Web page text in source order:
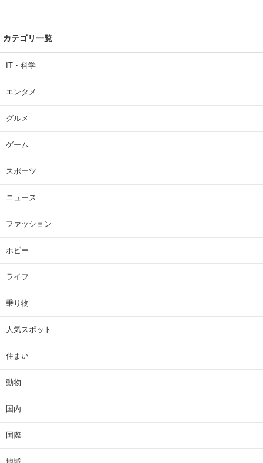
カテゴリ一覧
IT・科学
エンタメ
グルメ
ゲーム
スポーツ
ニュース
ファッション
ホビー
ライフ
乗り物
人気スポット
住まい
動物
国内
国際